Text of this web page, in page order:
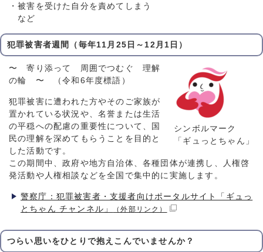
・被害を受けた自分を責めてしまう
など
犯罪被害者週間（毎年11月25日～12月1日）
シンボルマーク
「ギュっとちゃん」
〜 寄り添って 周囲でつむぐ 理解
の輪 〜 （令和6年度標語）
犯罪被害に遭われた方やそのご家族が
置かれている状況や、名誉または生活
の平穏への配慮の重要性について、国
民の理解を深めてもらうことを目的と
した活動です。
この期間中、政府や地方自治体、各種団体が連携し、人権啓
発活動や人権相談などを全国で集中的に実施します。
警察庁：犯罪被害者・支援者向けポータルサイト「ギュっ
とちゃん チャンネル」
（外部リンク）
つらい思いをひとりで抱えこんでいませんか？